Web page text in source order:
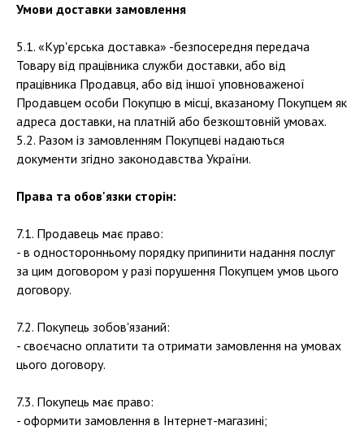
Умови доставки замовлення
5.1. «Кур'єрська доставка» -безпосередня передача
Товару від працівника служби доставки, або від
працівника Продавця, або від іншої уповноваженої
Продавцем особи Покупцю в місці, вказаному Покупцем як
адреса доставки, нa платній або безкоштовній умовах.
5.2. Разом із замовленням Покупцеві надаються
документи згідно законодавства України.
Права та обов'язки сторін:
7.1. Продавець має право:
- в односторонньому порядку припинити надання послуг
за цим договором у разі порушення Покупцем умов цього
договору.
7.2. Покупець зобов'язаний:
- своєчасно оплатити та отримати замовлення на умовах
цього договору.
7.3. Покупець має право:
- оформити замовлення в Інтернет-магазині;